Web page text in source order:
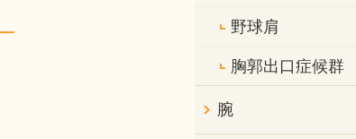
野球肩
胸郭出口症候群
腕